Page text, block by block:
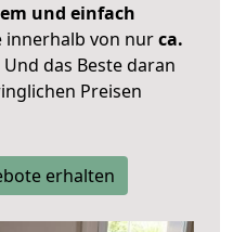
und einfach
innerhalb von nurca.
das Beste daran
Preisen
erhalten